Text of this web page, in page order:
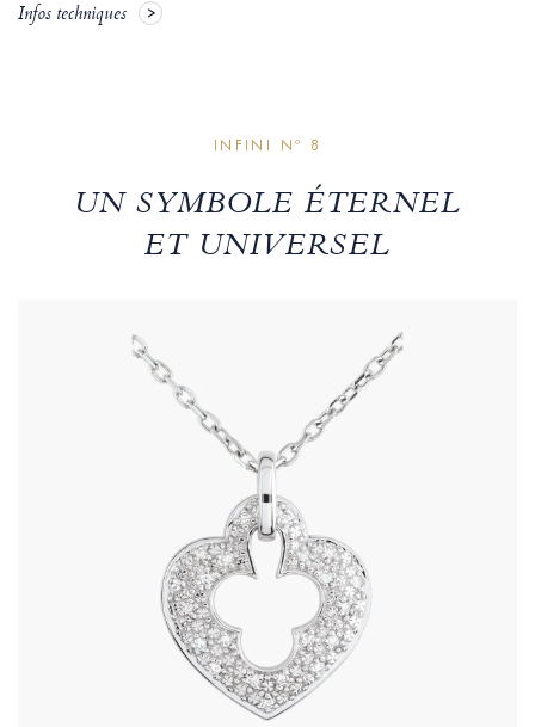
Infos techniques
INFINI Nº 8
UN SYMBOLE ÉTERNEL
ET UNIVERSEL